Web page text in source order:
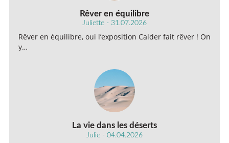
Rêver en équilibre
Juliette - 31.07.2026
Rêver en équilibre, oui l’exposition Calder fait rêver ! On
y…
La vie dans les déserts
Julie - 04.04.2026